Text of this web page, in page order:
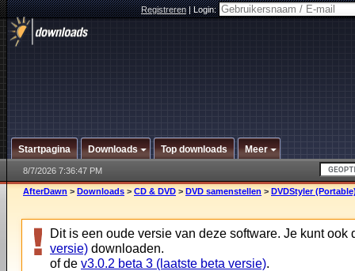
Registreren|Login:
Startpagina Downloads Top downloads Meer
8/7/2026 7:36:47 PM
AfterDawn > Downloads > CD & DVD > DVD samenstellen > DVDStyler
Dit is een oude versie van deze software. Je kunt ook
versie) downloaden.
of de v3.0.2 beta 3 (laatste beta versie).